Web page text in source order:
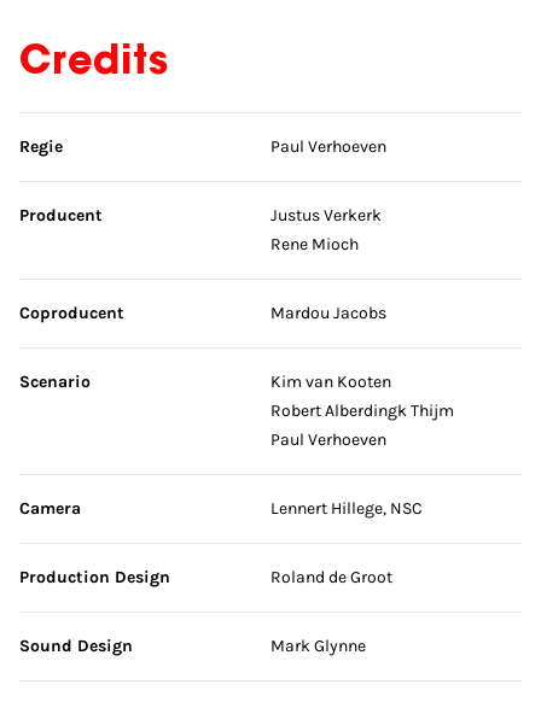
Credits
Sla credits over
Regie Paul Verhoeven
Producent
Justus Verkerk
Rene Mioch
Coproducent Mardou Jacobs
Scenario
Kim van Kooten
Robert Alberdingk Thijm
Paul Verhoeven
Camera Lennert Hillege, NSC
Production Design Roland de Groot
Sound Design Mark Glynne